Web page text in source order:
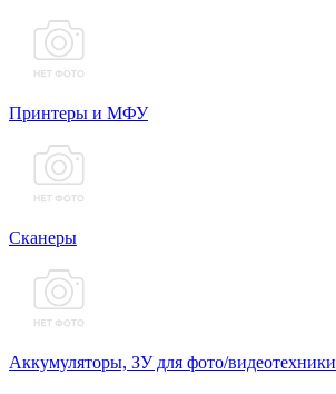
Принтеры и МФУ
Сканеры
Аккумуляторы, ЗУ для фото/видеотехники